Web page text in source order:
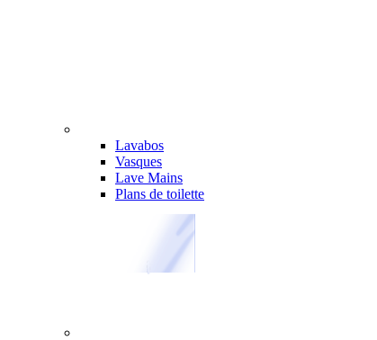
Lavabos
Vasques
Lave Mains
Plans de toilette